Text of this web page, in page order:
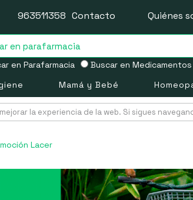
en Parafarmacia Buscar en Medicamentos
963511358 Contacto Quiénes
Mamá y Bebé
la experiencia de la web. Si sigues
Lacer